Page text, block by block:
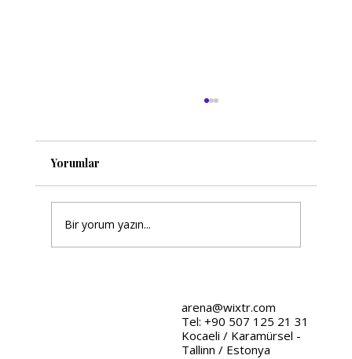
arena@wixtr.com
Tel: +90 507 125 21 31
Kocaeli / Karamürsel -
Tallinn / Estonya
Tasarımında Stratejik Yaklaşımlar
Yorumlar
Bir yorum yazın...